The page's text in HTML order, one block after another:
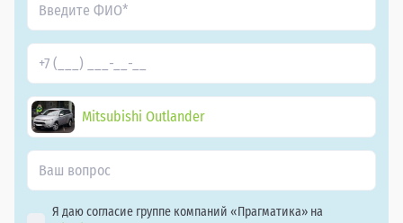
Mitsubishi Outlander
Я даю согласие группе компаний «Прагматика» на